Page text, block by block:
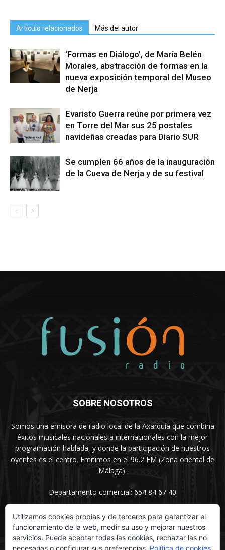
Artículo relacionados Más del autor
‘Formas en Diálogo’, de María Belén
Morales, abstracción de formas en la
nueva exposición temporal del Museo
de Nerja
Evaristo Guerra reúne por primera vez
en Torre del Mar sus 25 postales
navideñas creadas para Diario SUR
Se cumplen 66 años de la inauguración
de la Cueva de Nerja y de su festival
SOBRE NOSOTROS
Somos una emisora de radio local de la Axarquía que combina
éxitos musicales nacionales a internacionales con la mejor
programación hablada, y donde la participación de nuestros
oyentes es el centro. Emitimos en el 96.2 FM (Zona oriental de
Málaga).
Departamento comercial: 654 84 67 40
SÍGUENOS
Utilizamos cookies propias y de terceros para garantizar el
funcionamiento de la web, medir su uso y mejorar nuestros
servicios. Puede aceptar todas las cookies, rechazar las no
necesarias o configurar sus preferencias. Política de cookies